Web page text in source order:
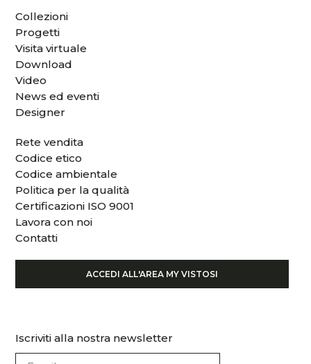
Collezioni
Progetti
Visita virtuale
Download
Video
News ed eventi
Designer
Rete vendita
Codice etico
Codice ambientale
Politica per la qualità
Certificazioni ISO 9001
Lavora con noi
Contatti
ACCEDI ALL'AREA MY VISTOSI
Iscriviti alla nostra newsletter